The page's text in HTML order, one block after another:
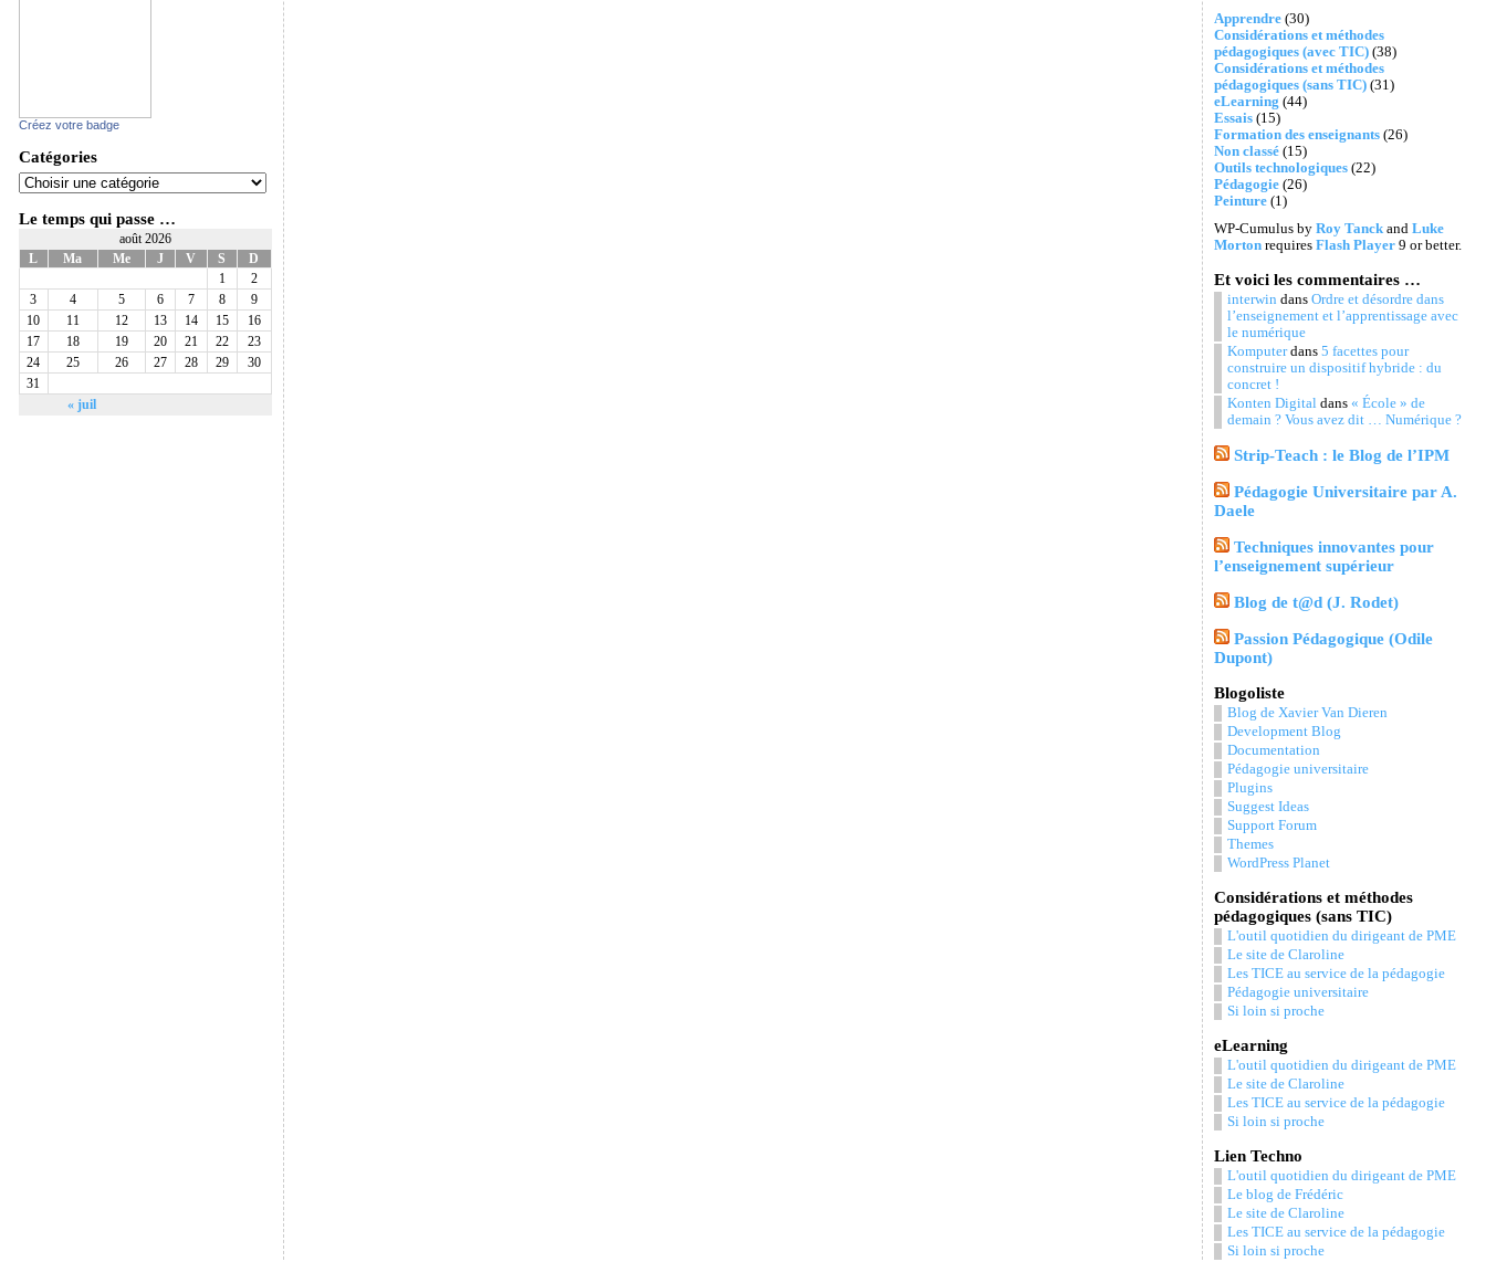
Créez votre badge
Catégories
Le temps qui passe …
août 2026
L
Ma Me J V S D
« juil
1
2
3
4 5 6 7 8
9
10
11 12 13 14 15
16
17
18 19 20 21 22
23
24
25 26 27 28 29
30
31
Apprendre(30)
Considérations et méthodes
pédagogiques (avec TIC)(38)
Considérations et méthodes
pédagogiques (sans TIC)(31)
eLearning (44)
Essais(15)
Formation des enseignants(26)
Non classé(15)
Outils technologiques(22)
Pédagogie(26)
Peinture(1)
WP-Cumulus by Roy Tanckand Luke
Mortonrequires Flash Player9 or better.
Et voici les commentaires …
interwin dans Ordre et désordre dans
l’enseignement et l’apprentissage avec
le numérique
Komputerdans 5 facettes pour
construire un dispositif hybride : du
concret !
Konten Digitaldans « École » de
demain ? Vous avez dit … Numérique ?
Strip-Teach : le Blog de l’IPM
Pédagogie Universitaire par A.
Daele
Techniques innovantes pour
l’enseignement supérieur
Blog de t@d (J. Rodet)
Passion Pédagogique (Odile
Dupont)
Blogoliste
Blog de Xavier Van Dieren
Development Blog
Documentation
Pédagogie universitaire
Plugins
Suggest Ideas
Support Forum
Themes
WordPress Planet
Considérations et méthodes
pédagogiques (sans TIC)
L'outil quotidien du dirigeant de PME
Le site de Claroline
Les TICE au service de la pédagogie
Pédagogie universitaire
Si loin si proche
eLearning
L'outil quotidien du dirigeant de PME
Le site de Claroline
Les TICE au service de la pédagogie
Si loin si proche
Lien Techno
L'outil quotidien du dirigeant de PME
Le blog de Frédéric
Le site de Claroline
Les TICE au service de la pédagogie
Si loin si proche